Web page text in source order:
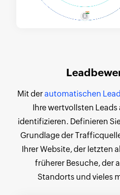
Mit derautomatischen
Ihre wertvollsten
identifizieren. Definieren
Grundlage der
Ihrer Website, der letzten
früherer Besuche, der
Standorts und vieles